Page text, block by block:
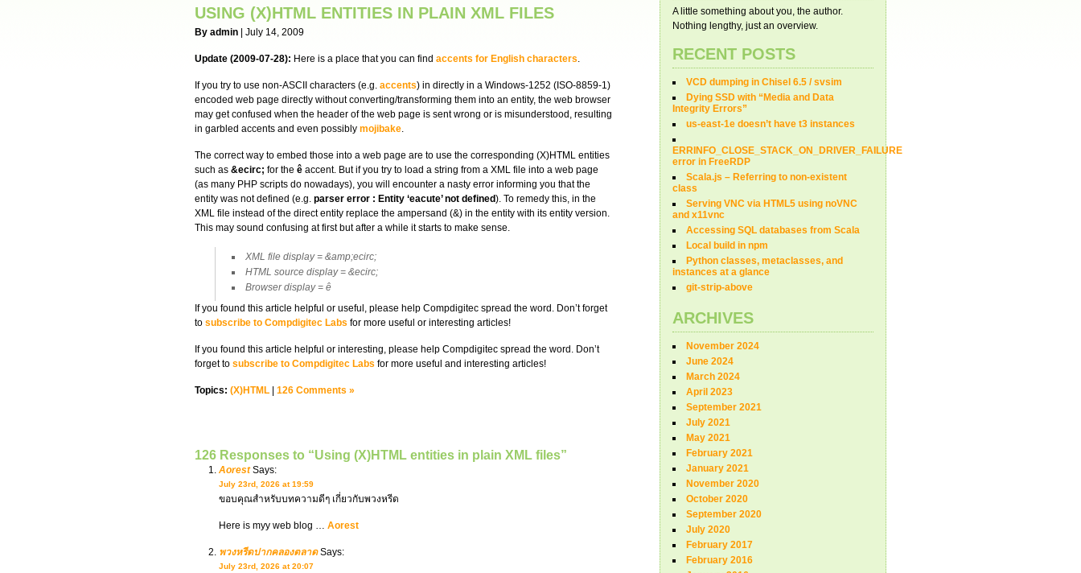
USING (X)HTML ENTITIES IN PLAIN XML FILES
By admin | July 14, 2009
Update (2009-07-28): Here is a place that you can find accents for English characters.
If you try to use non-ASCII characters (e.g. accents) in directly in a Windows-1252 (ISO-8859-1)
encoded web page directly without converting/transforming them into an entity, the web browser
may get confused when the header of the web page is sent wrong or is misunderstood, resulting
in garbled accents and even possibly mojibake.
The correct way to embed those into a web page are to use the corresponding (X)HTML entities
such as &ecirc; for the ê accent. But if you try to load a string from a XML file into a web page
(as many PHP scripts do nowadays), you will encounter a nasty error informing you that the
entity was not defined (e.g. parser error : Entity ‘eacute’ not defined). To remedy this, in the
XML file instead of the direct entity replace the ampersand (&) in the entity with its entity version.
This may sound confusing at first but after a while it starts to make sense.
XML file display = &amp;ecirc;
HTML source display = &ecirc;
Browser display = ê
If you found this article helpful or useful, please help Compdigitec spread the word. Don’t forget
to subscribe to Compdigitec Labs for more useful or interesting articles!
If you found this article helpful or interesting, please help Compdigitec spread the word. Don’t
forget to subscribe to Compdigitec Labs for more useful and interesting articles!
Topics: (X)HTML 126 Comments »
126 Responses to “Using (X)HTML entities in plain XML files”
AorestSays:
July 23rd, 2026 at 19:59
ขอบคุณสำหรับบทความดีๆ เกี่ยวกับพวงหรีด
Here is myy web blog … Aorest
พวงหรีดปากคลองตลาดSays:
July 23rd, 2026 at 20:07
A little something about you, the author.
Nothing lengthy, just an overview.
RECENT POSTS
VCD dumping in Chisel 6.5 / svsim
Dying SSD with “Media and Data
Integrity Errors”
us-east-1e doesn’t have t3 instances
ERRINFO_CLOSE_STACK_ON_DRIVER_FAILURE
error in FreeRDP
Scala.js – Referring to non-existent
class
Serving VNC via HTML5 using noVNC
and x11vnc
Accessing SQL databases from Scala
Local build in npm
Python classes, metaclasses, and
instances at a glance
git-strip-above
ARCHIVES
November 2024
June 2024
March 2024
April 2023
September 2021
July 2021
May 2021
February 2021
January 2021
November 2020
October 2020
September 2020
July 2020
February 2017
February 2016